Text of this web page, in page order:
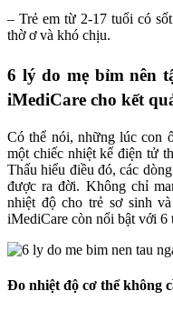
– Trẻ em từ 2-17 tuổi có
thờ ơ và khó chịu.
6 lý do mẹ bỉm nên
iMediCare cho kết
Có thể nói, những lúc con
một chiếc nhiệt kế điện tử
Thấu hiểu điều đó, các
được ra đời. Không chỉ
nhiệt độ cho trẻ sơ sinh
iMediCare còn nổi bật với 6
Đo nhiệt độ cơ thể không